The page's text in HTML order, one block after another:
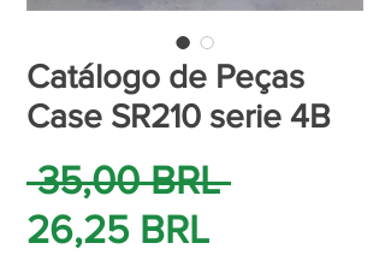
Catálogo de Peças
Case SR210 serie 4B
35,00 BRL Precio
26,25 BRLPrecio